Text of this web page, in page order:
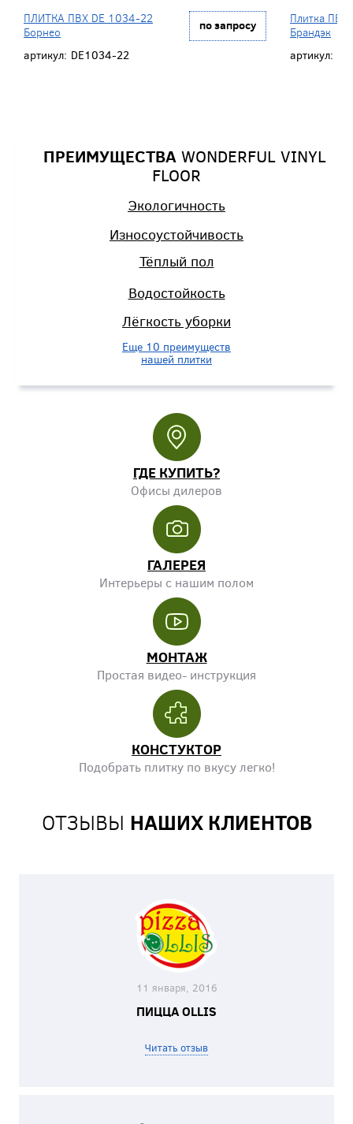
ПЛИТКА ПВХ DE 1034-22
Борнео
по запросу
артикул: DE1034-22
Плитка
Брандэк
артикул:
ПРЕИМУЩЕСТВА WONDERFUL VINYL
FLOOR
Экологичность
Износоустойчивость
Тёплый пол
Водостойкость
Лёгкость уборки
Еще 10 преимуществ
нашей плитки
ГДЕ КУПИТЬ?
Офисы дилеров
ГАЛЕРЕЯ
Интерьеры с нашим полом
МОНТАЖ
Простая видео- инструкция
КОНСТУКТОР
Подобрать плитку по вкусу легко!
ОТЗЫВЫ НАШИХ КЛИЕНТОВ
11 января, 2016
ПИЦЦА OLLIS
Читать отзыв